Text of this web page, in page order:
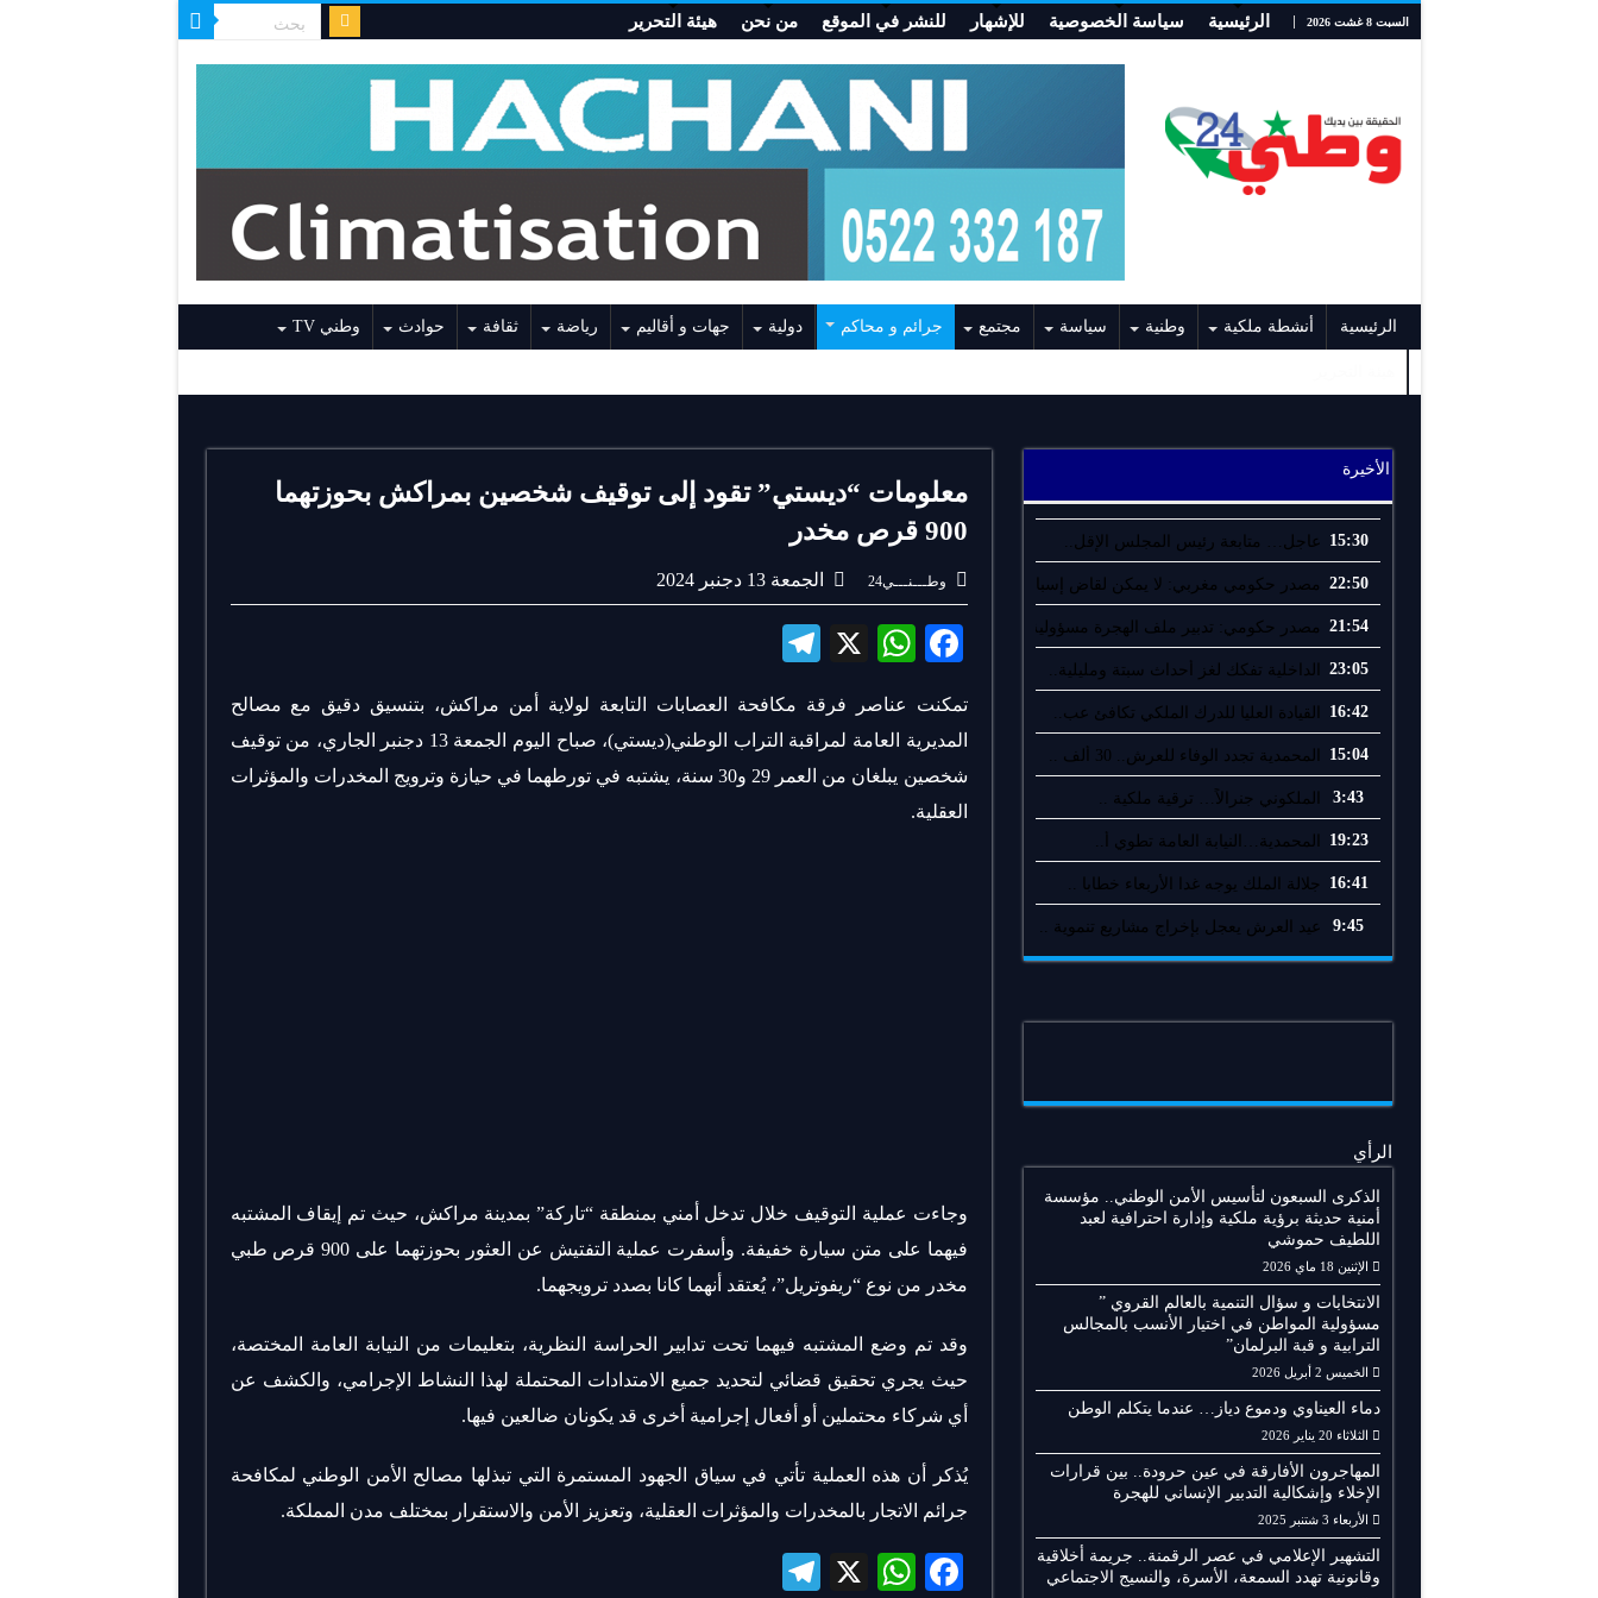
السبت 8 غشت 2026 الرئيسية سياسة الخصوصية للإشهار للنشر في الموقع من نحن هيئة التحرير
الرئيسية أنشطة ملكية وطنية سياسة مجتمع جرائم و محاكم دولية جهات و أقاليم رياضة ثقافة حوادث وطني TV
معلومات “ديستي” تقود إلى توقيف شخصين بمراكش بحوزتهما
900 قرص مخدر
وطـــنـــي24 الجمعة 13 دجنبر 2024
Fa
bo
ok
W
ts
A
pp
X
gr
a
m
تمكنت عناصر فرقة مكافحة العصابات التابعة لولاية أمن مراكش، بتنسيق دقيق مع مصالح
المديرية العامة لمراقبة التراب الوطني(ديستي)، صباح اليوم الجمعة 13 دجنبر الجاري، من توقيف
شخصين يبلغان من العمر 29 و30 سنة، يشتبه في تورطهما في حيازة وترويج المخدرات والمؤثرات
العقلية.
وجاءت عملية التوقيف خلال تدخل أمني بمنطقة “تاركة” بمدينة مراكش، حيث تم إيقاف المشتبه
فيهما على متن سيارة خفيفة. وأسفرت عملية التفتيش عن العثور بحوزتهما على 900 قرص طبي
مخدر من نوع “ريفوتريل”، يُعتقد أنهما كانا بصدد ترويجهما.
وقد تم وضع المشتبه فيهما تحت تدابير الحراسة النظرية، بتعليمات من النيابة العامة المختصة،
حيث يجري تحقيق قضائي لتحديد جميع الامتدادات المحتملة لهذا النشاط الإجرامي، والكشف عن
أي شركاء محتملين أو أفعال إجرامية أخرى قد يكونان ضالعين فيها.
يُذكر أن هذه العملية تأتي في سياق الجهود المستمرة التي تبذلها مصالح الأمن الوطني لمكافحة
جرائم الاتجار بالمخدرات والمؤثرات العقلية، وتعزيز الأمن والاستقرار بمختلف مدن المملكة.
Fa
W
X
الأخيرة
15:30 عاجل… متابعة رئيس المجلس الإقل..
22:50 مصدر حكومي مغربي: لا يمكن لقاض إسبان..
21:54 مصدر حكومي: تدبير ملف الهجرة مسؤولية..
23:05 الداخلية تفكك لغز أحداث سبتة ومليلية..
16:42 القيادة العليا للدرك الملكي تكافئ عب..
15:04 المحمدية تجدد الوفاء للعرش.. 30 ألف ..
3:43 الملكوني جنرالاً… ترقية ملكية ..
19:23 المحمدية…النيابة العامة تطوي أ..
16:41 جلالة الملك يوجه غدا الأربعاء خطابا ..
9:45 عيد العرش يعجل بإخراج مشاريع تنموية ..
الرأي
الذكرى السبعون لتأسيس الأمن الوطني.. مؤسسة
أمنية حديثة برؤية ملكية وإدارة احترافية لعبد
اللطيف حموشي
الإثنين 18 ماي 2026
الانتخابات و سؤال التنمية بالعالم القروي ”
مسؤولية المواطن في اختيار الأنسب بالمجالس
الترابية و قبة البرلمان”
الخميس 2 أبريل 2026
دماء العيناوي ودموع دياز… عندما يتكلم الوطن
الثلاثاء 20 يناير 2026
المهاجرون الأفارقة في عين حرودة.. بين قرارات
الإخلاء وإشكالية التدبير الإنساني للهجرة
الأربعاء 3 شتنبر 2025
التشهير الإعلامي في عصر الرقمنة.. جريمة أخلاقية
وقانونية تهدد السمعة، الأسرة، والنسيج الاجتماعي